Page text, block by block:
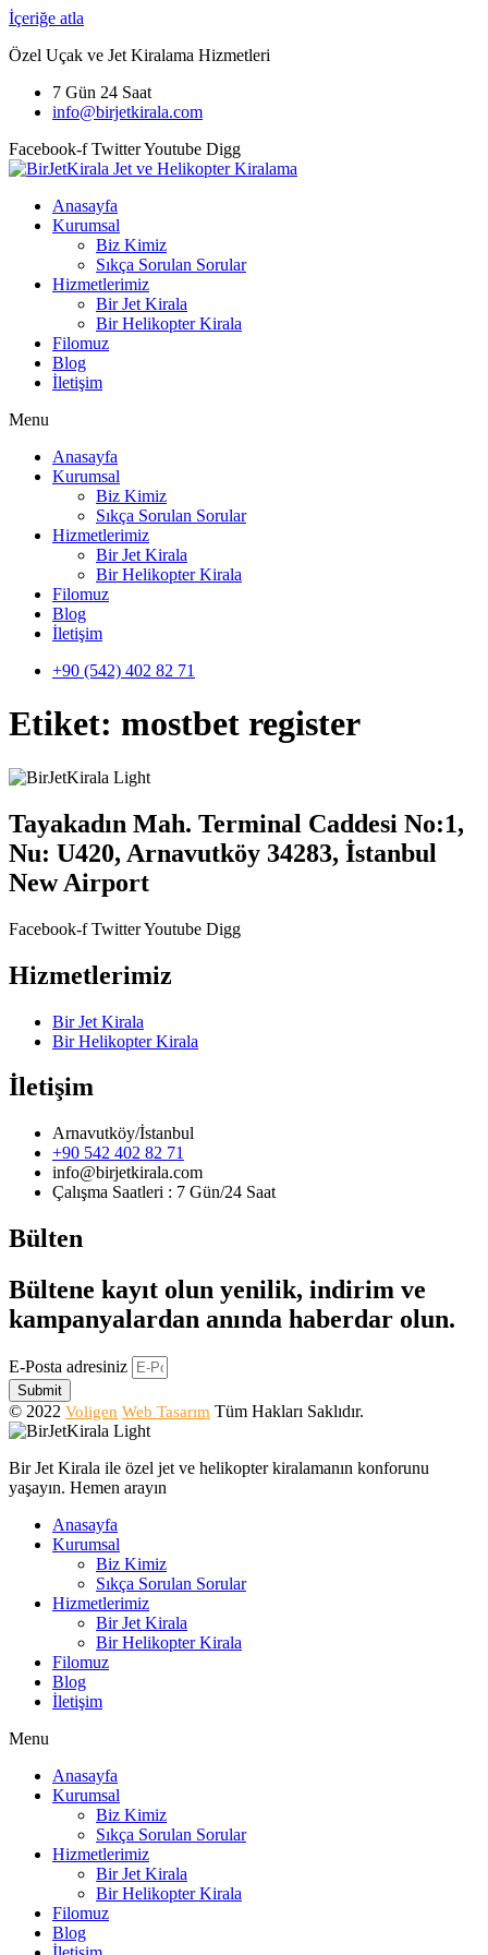
İçeriğe atla
Özel Uçak ve Jet Kiralama Hizmetleri
7 Gün 24 Saat
info@birjetkirala.com
Facebook-f TwitterYoutube Digg
Anasayfa
Kurumsal
Biz Kimiz
Sıkça Sorulan Sorular
Hizmetlerimiz
Bir Jet Kirala
Bir Helikopter Kirala
Filomuz
Blog
İletişim
Menu
Anasayfa
Kurumsal
Biz Kimiz
Sıkça Sorulan Sorular
Hizmetlerimiz
Bir Jet Kirala
Bir Helikopter Kirala
Filomuz
Blog
İletişim
+90 (542) 402 82 71
Etiket: mostbet register
Tayakadın Mah. Terminal Caddesi No:1,
Nu: U420, Arnavutköy 34283, İstanbul
New Airport
Facebook-f TwitterYoutube Digg
Hizmetlerimiz
Bir Jet Kirala
Bir Helikopter Kirala
İletişim
Arnavutköy/İstanbul
+90 542 402 82 71
info@birjetkirala.com
Çalışma Saatleri : 7 Gün/24 Saat
Bülten
Bültene kayıt olun yenilik, indirim ve
kampanyalardan anında haberdar olun.
E-Posta adresiniz
Submit
© 2022 Voligen Web Tasarım Tüm Hakları Saklıdır.
Bir Jet Kirala ile özel jet ve helikopter kiralamanın konforunu
yaşayın. Hemen arayın
Anasayfa
Kurumsal
Biz Kimiz
Sıkça Sorulan Sorular
Hizmetlerimiz
Bir Jet Kirala
Bir Helikopter Kirala
Filomuz
Blog
İletişim
Menu
Anasayfa
Kurumsal
Biz Kimiz
Sıkça Sorulan Sorular
Hizmetlerimiz
Bir Jet Kirala
Bir Helikopter Kirala
Filomuz
Blog